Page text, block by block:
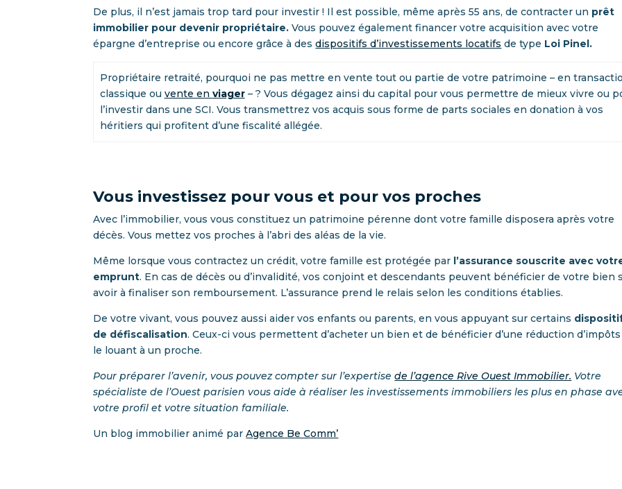
De plus, il n’est jamais trop tard pour investir ! Il est possible, même après 55 ans, de contracter un prêt
immobilier pour devenir propriétaire.Vous pouvez également financer votre acquisition avec votre
épargne d’entreprise ou encore grâce à desdispositifs d’investissements locatifs de type Loi Pinel.
Propriétaire retraité, pourquoi ne pas mettre en vente tout ou partie de votre patrimoine – en
classique ou vente en viager– ? Vous dégagez ainsi du capital pour vous permettre de mieux vivre ou
l’investir dans une SCI. Vous transmettrez vos acquis sous forme de parts sociales en donation à vos
héritiers qui profitent d’une fiscalité allégée.
Vous investissez pour vous et pour vos proches
Avec l’immobilier, vous vous constituez un patrimoine pérenne dont votre famille disposera après votre
décès. Vous mettez vos proches à l’abri des aléas de la vie.
Même lorsque vous contractez un crédit, votre famille est protégée par l’assurance souscrite avec
emprunt. En cas de décès ou d’invalidité, vos conjoint et descendants peuvent bénéficier de votre bien
avoir à finaliser son remboursement. L’assurance prend le relais selon les conditions établies.
De votre vivant, vous pouvez aussi aider vos enfants ou parents, en vous appuyant sur certains
de défiscalisation. Ceux-ci vous permettent d’acheter un bien et de bénéficier d’une réduction
le louant à un proche.
Pour préparer l’avenir, vous pouvez compter sur l’expertisede l’agence Rive Ouest Immobilier. Votre
spécialiste de l’Ouest parisien vous aide à réaliser les investissements immobiliers les plus en phase
votre profil et votre situation familiale.
Un blog immobilier animé parAgence Be Comm’